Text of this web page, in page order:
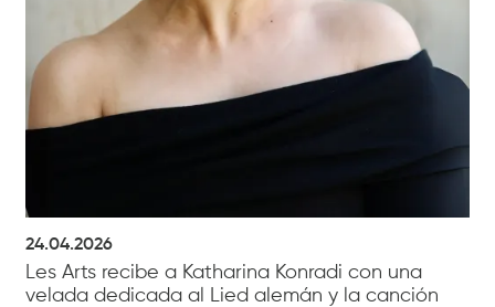
24.04.2026
Les Arts recibe a Katharina Konradi con una
velada dedicada al Lied alemán y la canción